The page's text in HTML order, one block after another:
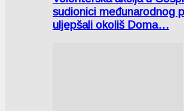
sudionici međunarodnog
uljepšali okoliš Doma…